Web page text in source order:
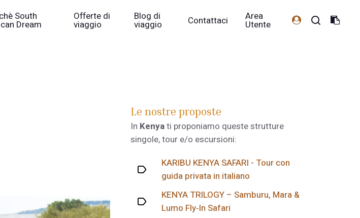
South
Dream
Offerte di
viaggio
Blog di
viaggio Contattaci Area
Utente
Le nostre proposte
In Kenyati proponiamo queste strutture
singole, tour e/o escursioni:
KARIBU KENYA SAFARI - Tour con
guida privata in italiano
KENYA TRILOGY – Samburu, Mara &
Lumo Fly‑In Safari